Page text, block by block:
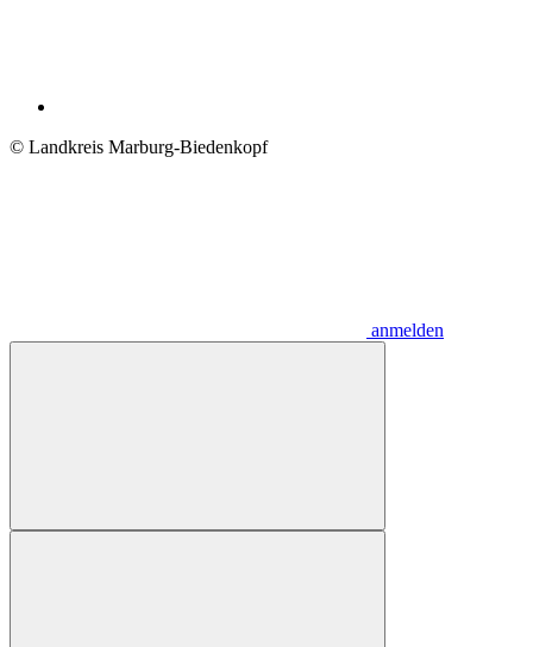
© Landkreis Marburg-Biedenkopf
anmelden